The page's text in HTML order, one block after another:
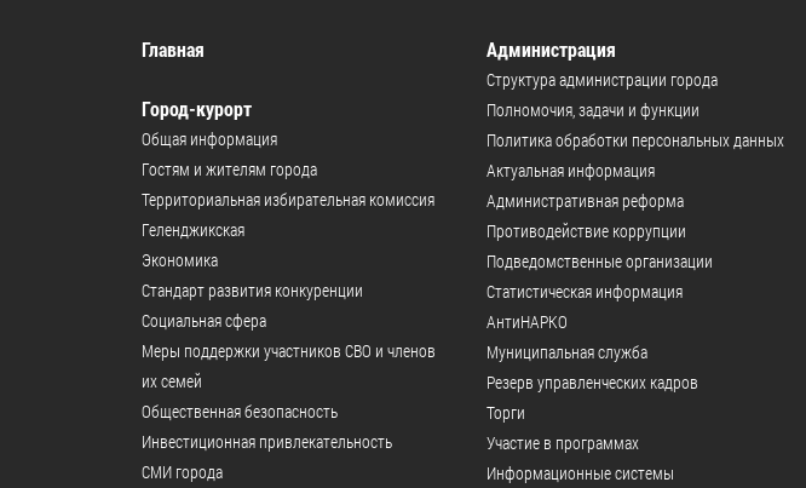
Главная
Город-курорт
Общая информация
Гостям и жителям города
Территориальная избирательная комиссия
Геленджикcкая
Экономика
Стандарт развития конкуренции
Социальная сфера
Меры поддержки участников СВО и членов
их семей
Общественная безопасность
Инвестиционная привлекательность
СМИ города
Администрация
Структура администрации города
Полномочия, задачи и функции
Политика обработки персональных данных
Актуальная информация
Административная реформа
Противодействие коррупции
Подведомственные организации
Статистическая информация
АнтиНАРКО
Муниципальная служба
Резерв управленческих кадров
Торги
Участие в программах
Информационные системы